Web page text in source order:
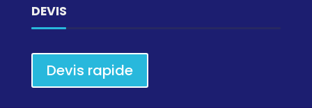
DEVIS
Devis rapide